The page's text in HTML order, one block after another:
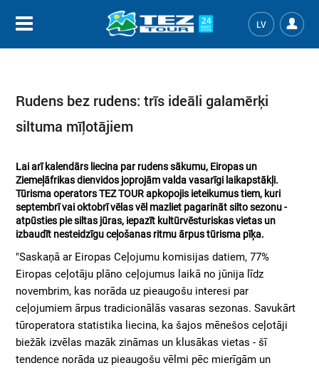
LV
Rudens bez rudens: trīs ideāli galamērķi
siltuma mīļotājiem
Lai arī kalendārs liecina par rudens sākumu, Eiropas un
Ziemeļāfrikas dienvidos joprojām valda vasarīgi laikapstākļi.
Tūrisma operators TEZ TOUR apkopojis ieteikumus tiem, kuri
septembrī vai oktobrī vēlas vēl mazliet pagarināt silto sezonu -
atpūsties pie siltas jūras, iepazīt kultūrvēsturiskas vietas un
izbaudīt nesteidzīgu ceļošanas ritmu ārpus tūrisma pīķa.
"Saskaņā ar Eiropas Ceļojumu komisijas datiem, 77%
Eiropas ceļotāju plāno ceļojumus laikā no jūnija līdz
novembrim, kas norāda uz pieaugošu interesi par
ceļojumiem ārpus tradicionālās vasaras sezonas. Savukārt
tūroperatora statistika liecina, ka šajos mēnešos ceļotāji
biežāk izvēlas mazāk zināmas un klusākas vietas - šī
tendence norāda uz pieaugošu vēlmi pēc mierīgām un